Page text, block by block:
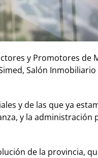
y Promotores de
Salón
y de las que ya
y la administración
de la provincia,